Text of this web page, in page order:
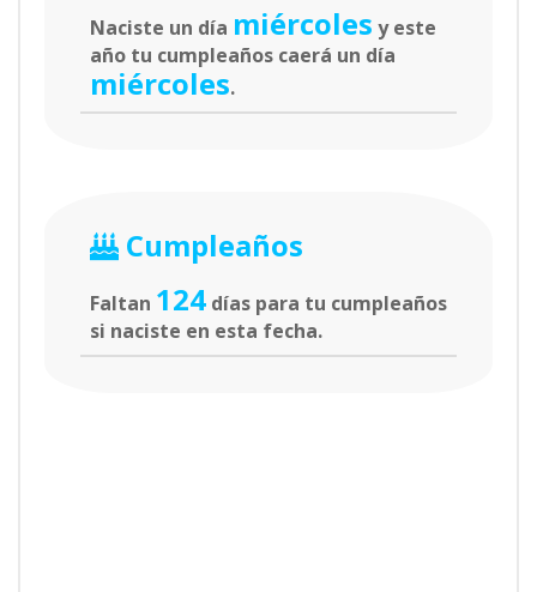
Naciste un día miércoles y este
año tu cumpleaños caerá un día
miércoles.
Cumpleaños
Faltan 124 días para tu cumpleaños
si naciste en esta fecha.